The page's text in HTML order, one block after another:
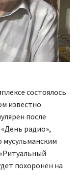
состоялось
известно
после
радио»,
похоронен на